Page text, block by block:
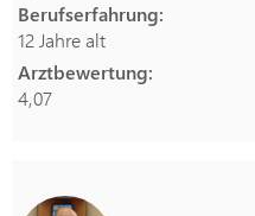
Berufserfahrung:
12 Jahre alt
Arztbewertung:
4,07